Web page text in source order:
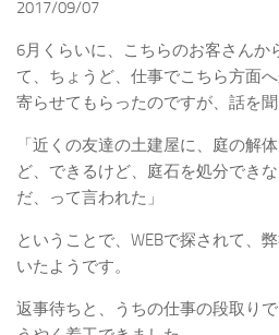
2017/09/07
6月くらいに、こちらのお客さんか
て、ちょうど、仕事でこちら方面
寄らせてもらったのですが、話を
「近くの友達の土建屋に、庭の解
ど、できるけど、庭石を処分でき
だ、って言われた」
ということで、WEBで探されて、
いたようです。
返事待ちと、うちの仕事の段取り